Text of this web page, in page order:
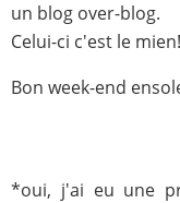
un blog over-blog.
Celui-ci c'est le
Bon week-end
*oui, j'ai eu une